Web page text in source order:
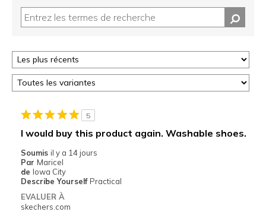
5
I would buy this product again. Washable shoes.
Soumis il y a 14 jours
Par Maricel
de Iowa City
Describe Yourself Practical
EVALUER À
skechers.com